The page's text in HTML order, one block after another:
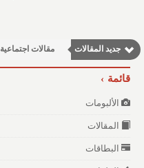
جديد المقالات مقالات اجتماعية
مقالات إقتصادية
قائمة
الألبومات
المقالات
البطاقات